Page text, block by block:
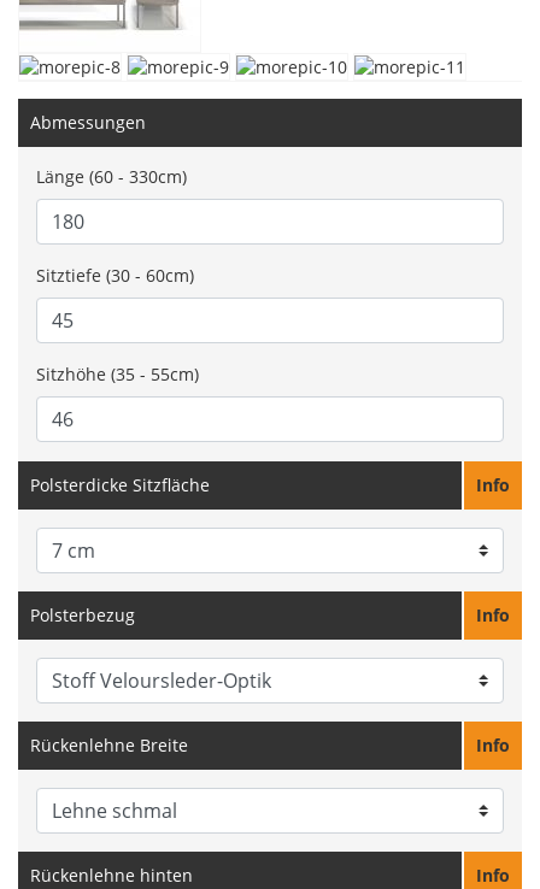
Abmessungen
Länge (60 - 330cm)
Sitztiefe (30 - 60cm)
Sitzhöhe (35 - 55cm)
Polsterdicke Sitzfläche Info
Polsterbezug Info
Rückenlehne Breite Info
Rückenlehne hinten Info